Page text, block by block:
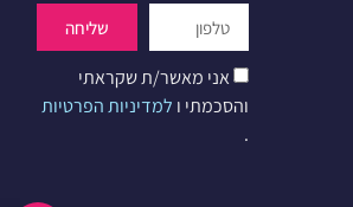
אני מאשר/ת שקראתי
והסכמתי ו למדיניות הפרטיות
.
שליחה